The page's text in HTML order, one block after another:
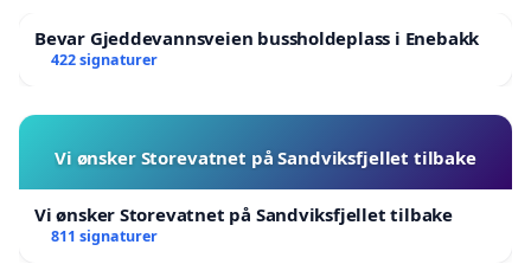
Bevar Gjeddevannsveien bussholdeplass i Enebakk
422 signaturer
Vi ønsker Storevatnet på Sandviksfjellet tilbake
Vi ønsker Storevatnet på Sandviksfjellet tilbake
811 signaturer